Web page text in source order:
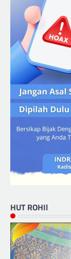
HUT ROHIl